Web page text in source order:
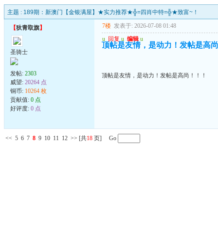
主题 : 189期：新澳门【金银满屋】★实力推荐★╬=四肖中特=╬★致富~！
【狄青取旗】
圣骑士
发帖: 2303
威望: 20264 点
铜币: 10264 枚
贡献值: 0 点
好评度: 0 点
7楼 发表于: 2026-07-08 01:48
u 回复 u 编辑 u
顶帖是友情，是动力！发帖是高
顶帖是友情，是动力！发帖是高尚！！！
<< 5 6 7 8 9 10 11 12 >> [共18 页] Go